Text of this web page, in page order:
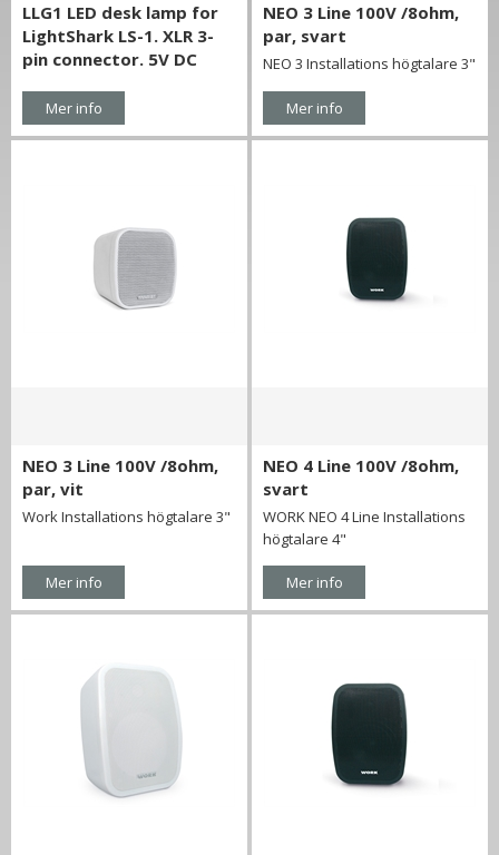
LLG1 LED desk lamp for
LightShark LS-1. XLR 3-
pin connector. 5V DC
Mer info
NEO 3 Line 100V /8ohm,
par, svart
NEO 3 Installations högtalare 3"
Mer info
NEO 3 Line 100V /8ohm,
par, vit
Work Installations högtalare 3"
Mer info
NEO 4 Line 100V /8ohm,
svart
WORK NEO 4 Line Installations
högtalare 4"
Mer info